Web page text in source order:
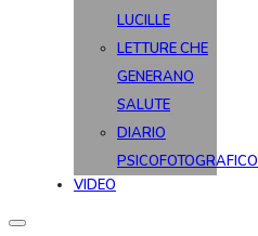
LUCILLE
LETTURE CHE
GENERANO
SALUTE
DIARIO
PSICOFOTOGRAFICO
VIDEO